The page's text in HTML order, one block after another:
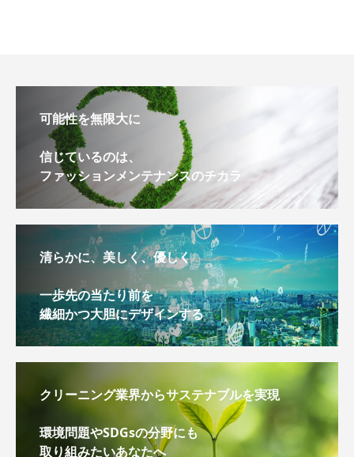
可能性を無限大に
信じているのは、
ファッションメンテナンスのチカラ
清らかに、美しく、優しく
一歩先の当たり前を
繊細かつ大胆にデザインする
クリーニング業界からサステナブルを実現
環境問題やSDGsの分野にも
取り組みたいあなたへ